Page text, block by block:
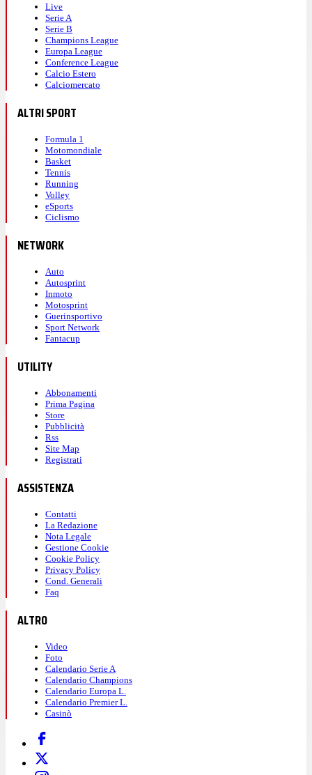
Live
Serie A
Serie B
Champions League
Europa League
Conference League
Calcio Estero
Calciomercato
ALTRI SPORT
Formula 1
Motomondiale
Basket
Tennis
Running
Volley
eSports
Ciclismo
NETWORK
Auto
Autosprint
Inmoto
Motosprint
Guerinsportivo
Sport Network
Fantacup
UTILITY
Abbonamenti
Prima Pagina
Store
Pubblicità
Rss
Site Map
Registrati
ASSISTENZA
Contatti
La Redazione
Nota Legale
Gestione Cookie
Cookie Policy
Privacy Policy
Cond. Generali
Faq
ALTRO
Video
Foto
Calendario Serie A
Calendario Champions
Calendario Europa L.
Calendario Premier L.
Casinò